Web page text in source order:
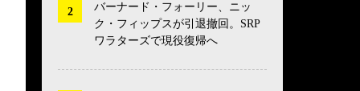
バーナード・フォーリー、ニッ
ク・フィップスが引退撤回。SRP
ワラターズで現役復帰へ